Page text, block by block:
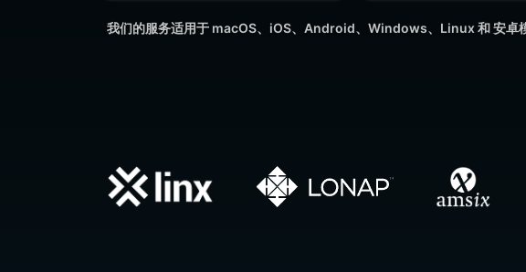
我们的服务适用于 macOS、iOS、Android、Windows、Linux 和 安卓模